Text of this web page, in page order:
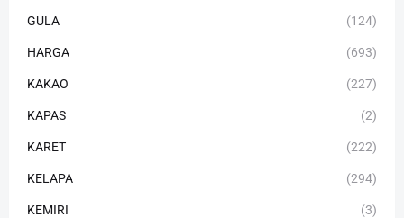
GULA (124)
HARGA (693)
KAKAO (227)
KAPAS (2)
KARET (222)
KELAPA (294)
KEMIRI (3)